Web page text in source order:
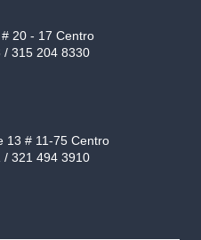
20 - 17 Centro
/ 315 204 8330
13 # 11-75 Centro
/ 321 494 3910